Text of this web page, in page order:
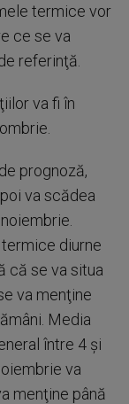
termice vor
ce se va
referinţă.
va fi în
prognoză,
va scădea
diurne
că se va situa
va menţine
Media
între 4 şi
va
menţine până